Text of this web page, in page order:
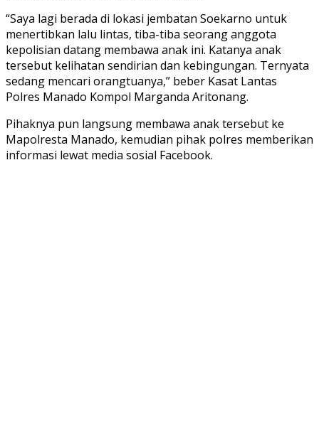
“Saya lagi berada di lokasi jembatan Soekarno untuk
menertibkan lalu lintas, tiba-tiba seorang anggota
kepolisian datang membawa anak ini. Katanya anak
tersebut kelihatan sendirian dan kebingungan. Ternyata
sedang mencari orangtuanya,” beber Kasat Lantas
Polres Manado Kompol Marganda Aritonang.
Pihaknya pun langsung membawa anak tersebut ke
Mapolresta Manado, kemudian pihak polres memberikan
informasi lewat media sosial Facebook.